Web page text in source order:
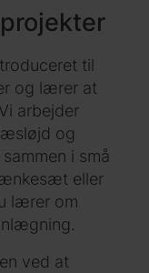
til
og lærer at
arbejder
og
i små
eller
lærer om
ved at